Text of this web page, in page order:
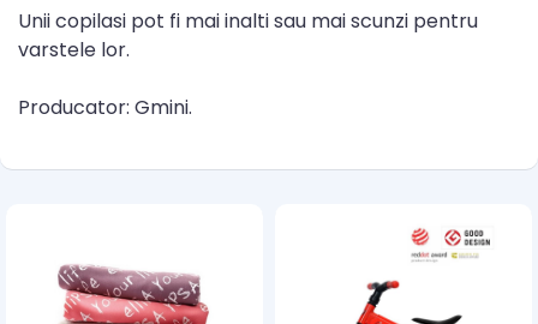
Unii copilasi pot fi mai inalti sau mai scunzi pentru
varstele lor.
Producator: Gmini.